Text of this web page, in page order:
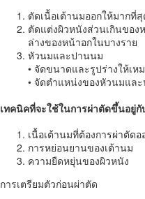
ตัดเนื้อเต้านมออกให้มากที่
ตัดแต่งผิวหนังส่วนเกินขอ
ล่างของหน้าอกในบางราย
หัวนมและปานนม
• จัดขนาดและรูปร่างให้เ
• จัดตำแหน่งของหัวนมแล
เทคนิคที่จะใช้ในการผ่าตัดขึ้นอยู่กั
เนื้อเต้านมที่ต้องการผ่าตัดอ
การหย่อนยานของเต้านม
ความยืดหยุ่นของผิวหนัง
การเตรียมตัวก่อนผ่าตัด